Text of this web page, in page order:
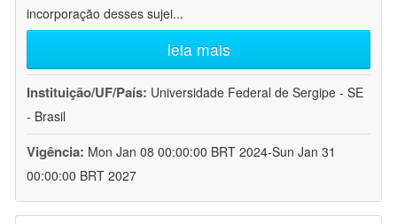
incorporação desses sujei...
leia mais
Instituição/UF/País: Universidade Federal de Sergipe - SE
- Brasil
Vigência: Mon Jan 08 00:00:00 BRT 2024-Sun Jan 31
00:00:00 BRT 2027